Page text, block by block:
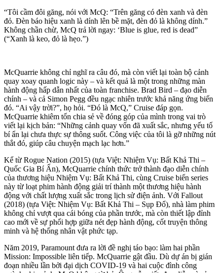
“Tôi cầm đôi găng, nói với McQ: “Trên găng có đèn xanh và đèn
đỏ. Đèn báo hiệu xanh là dính lên bề mặt, đèn đỏ là không dính.”
Không chần chừ, McQ trả lời ngay: ‘Blue is glue, red is dead”
(“Xanh là keo, đỏ là hẹo.”)
McQuarrie không chỉ nghĩ ra câu đó, mà còn viết lại toàn bộ cảnh
quay xoay quanh logic này – và kết quả là một trong những màn
hành động hấp dẫn nhất của toàn franchise. Brad Bird – đạo diễn
chính – và cả Simon Pegg đều ngạc nhiên trước khả năng ứng biến
đó. “Ai vậy trời?”, họ hỏi. “Đó là McQ,” Cruise đáp gọn.
McQuarrie khiêm tốn chia sẻ về đóng góp của mình trong vai trò
viết lại kịch bản: “Những cảnh quay vốn đã xuất sắc, nhưng yếu tố
bí ẩn lại chưa thực sự thông suốt. Công việc của tôi là gỡ những nút
thắt đó, giúp câu chuyện mạch lạc hơn.”
Kể từ Rogue Nation (2015) (tựa Việt: Nhiệm Vụ: Bất Khả Thi –
Quốc Gia Bí Ẩn), McQuarrie chính thức trở thành đạo diễn chính
của thương hiệu Nhiệm Vụ: Bất Khả Thi, cùng Cruise biến series
này từ loạt phim hành động giải trí thành một thương hiệu hành
động với chất lượng xuất sắc trong lịch sử điện ảnh. Với Fallout
(2018) (tựa Việt: Nhiệm Vụ: Bất Khả Thi – Sụp Đổ), nhà làm phim
không chỉ vượt qua cái bóng của phần trước, mà còn thiết lập đỉnh
cao mới về sự phối hợp giữa nét đẹp hành động, cốt truyện thông
minh và hệ thống nhân vật phức tạp.
Năm 2019, Paramount đưa ra lời đề nghị táo bạo: làm hai phần
Mission: Impossible liên tiếp. McQuarrie gật đầu. Dù dự án bị gián
đoạn nhiều lần bởi đại dịch COVID-19 và hai cuộc đình công